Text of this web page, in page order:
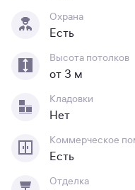
Охрана
Есть
Высота потолков
от 3 м
Кладовки
Нет
Коммерческое
Есть
Отделка